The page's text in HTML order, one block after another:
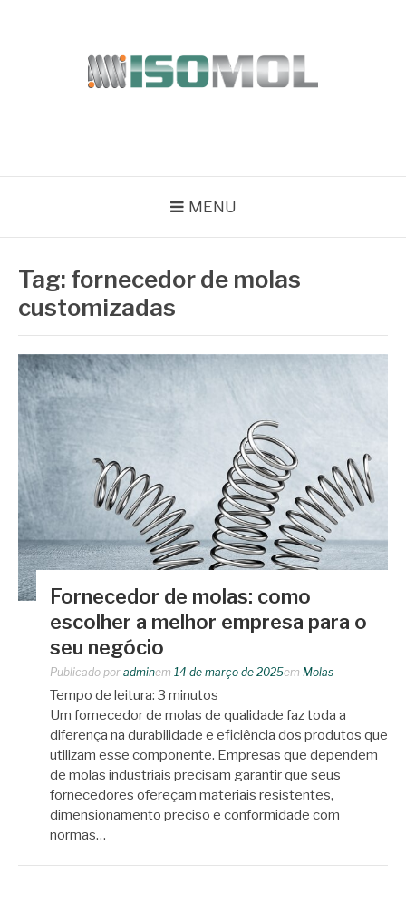
MENU
Tag: fornecedor de molas
customizadas
Fornecedor de molas: como
escolher a melhor empresa para o
seu negócio
Publicado por adminem 14 de março de 2025em Molas
Tempo de leitura: 3 minutos
Um fornecedor de molas de qualidade faz toda a
diferença na durabilidade e eficiência dos produtos que
utilizam esse componente. Empresas que dependem
de molas industriais precisam garantir que seus
fornecedores ofereçam materiais resistentes,
dimensionamento preciso e conformidade com
normas…